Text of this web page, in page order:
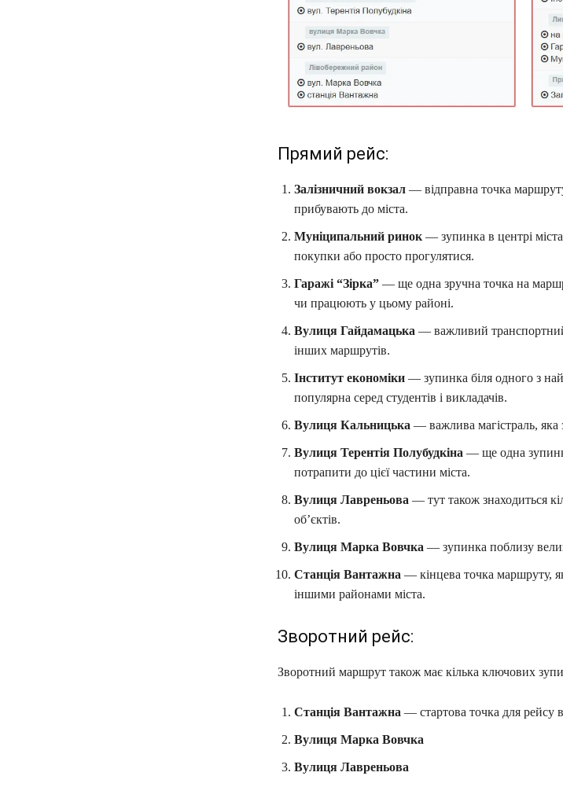
Прямий рейс:
Залізничний вокзал— відправна точка
прибувають до міста.
Муніципальний ринок— зупинка в центрі
покупки або просто прогулятися.
Гаражі “Зірка”— ще одна зручна точка на
чи працюють у цьому районі.
Вулиця Гайдамацька — важливий транспортний
інших маршрутів.
Інститут економіки— зупинка біля одного з
популярна серед студентів і викладачів.
Вулиця Кальницька — важлива магістраль, яка
Вулиця Терентія Полубудкіна — ще одна
потрапити до цієї частини міста.
Вулиця Лавреньова — тут також знаходиться
об’єктів.
Вулиця Марка Вовчка — зупинка поблизу
Станція Вантажна — кінцева точка маршруту,
іншими районами міста.
Зворотний рейс:
Зворотний маршрут також має кілька ключових
Станція Вантажна — стартова точка для рейсу
Вулиця Марка Вовчка
Вулиця Лавреньова